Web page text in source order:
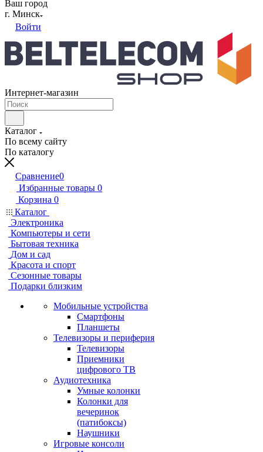
Ваш город
г. Минск
Войти
Интернет-магазин
Каталог
По всему сайту
По каталогу
Сравнение0
Избранные товары 0
Корзина 0
Каталог
Электроника
Компьютеры и сети
Бытовая техника
Дом и сад
Красота и спорт
Сезонные товары
Подарки близким
Мобильные устройства
Смартфоны
Планшеты
Телевизоры и периферия
Телевизоры
Приемники
цифрового ТВ
Аудиотехника
Умные колонки
Колонки для
вечеринок
(патибоксы)
Наушники
Игровые консоли